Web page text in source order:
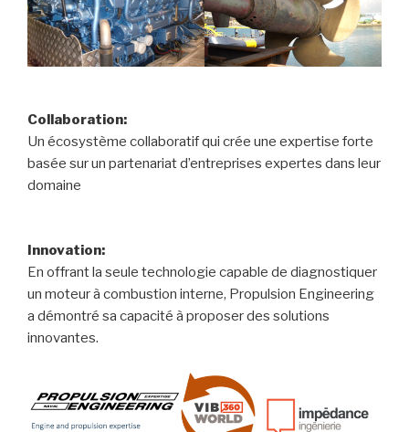
Collaboration:
Un écosystème collaboratif qui crée une expertise forte
basée sur un partenariat d’entreprises expertes dans leur
domaine
Innovation:
En offrant la seule technologie capable de diagnostiquer
un moteur à combustion interne, Propulsion Engineering
a démontré sa capacité à proposer des solutions
innovantes.